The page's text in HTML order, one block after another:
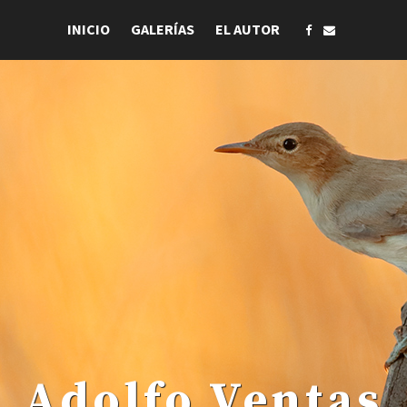
INICIO GALERÍAS EL AUTOR